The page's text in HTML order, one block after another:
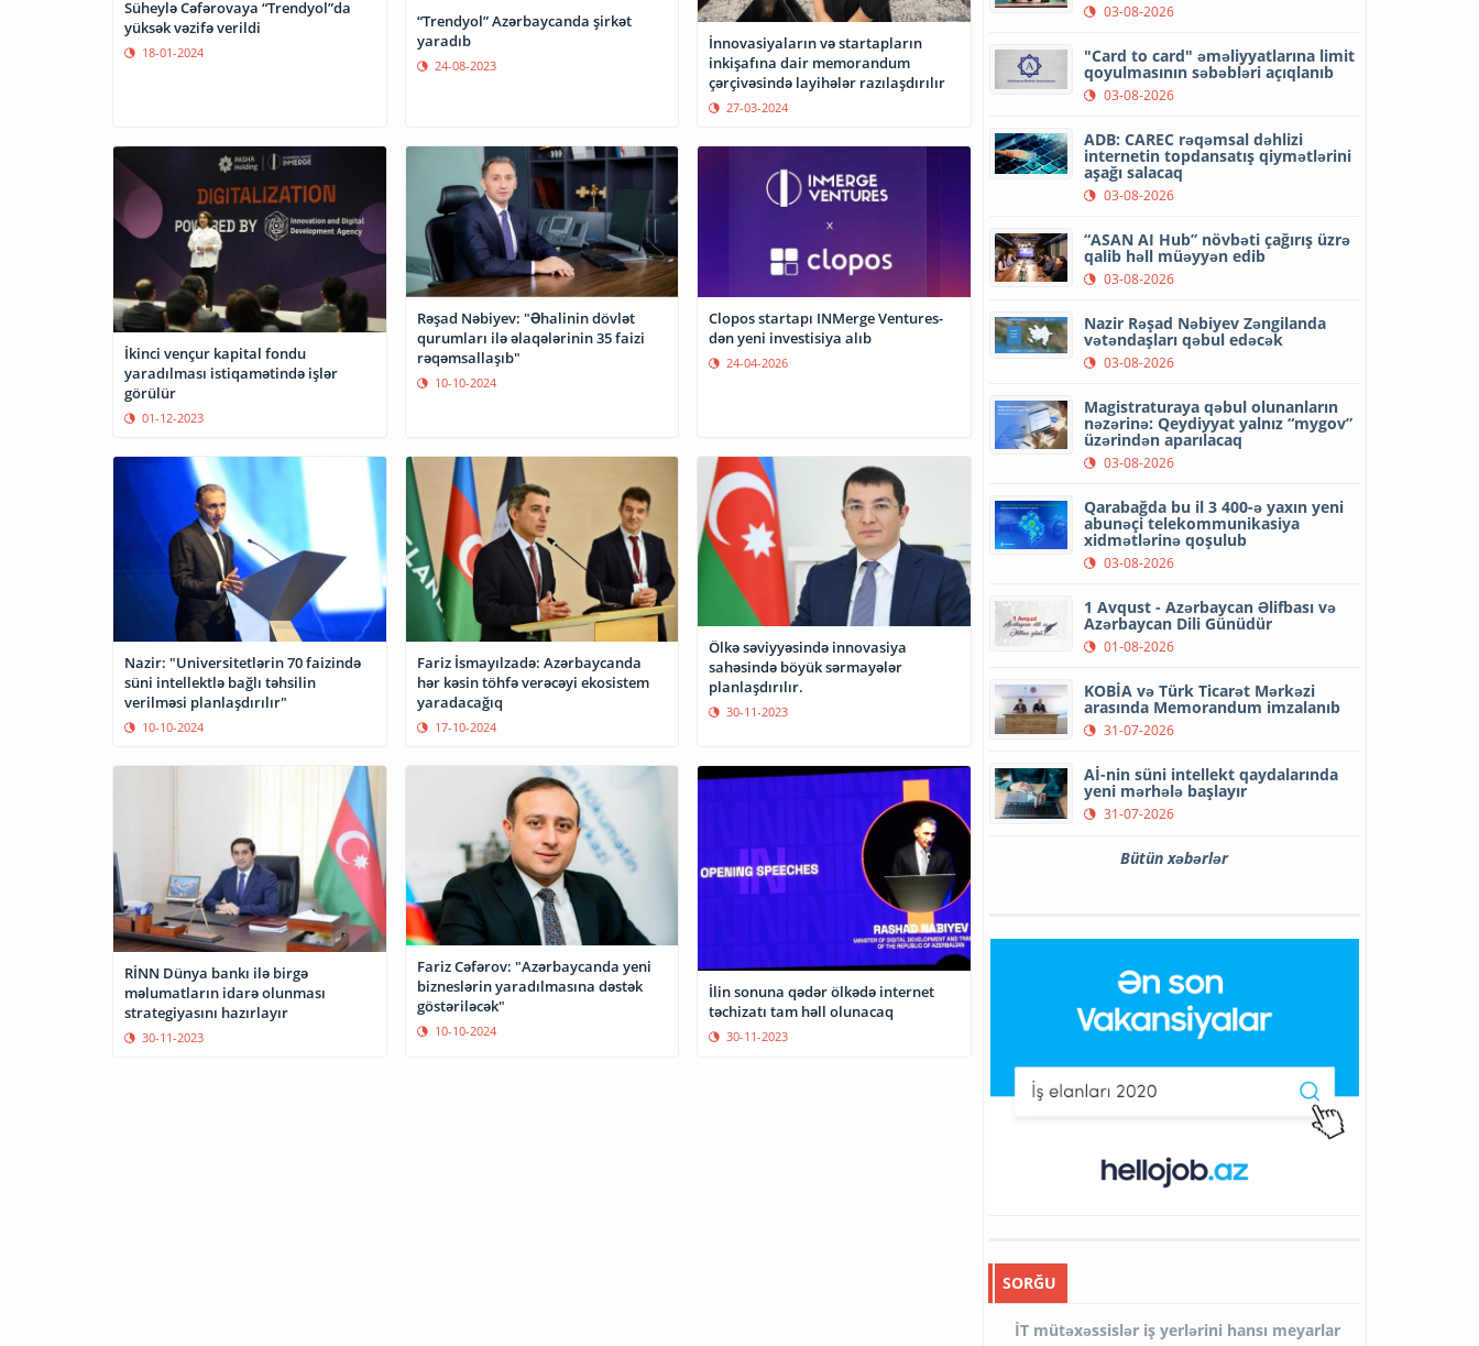
Süheylə Cəfərovaya “Trendyol”da
yüksək vəzifə verildi
18-01-2024
“Trendyol” Azərbaycanda şirkət
yaradıb
24-08-2023
İnnovasiyaların və startapların
inkişafına dair memorandum
çərçivəsində layihələr razılaşdırılır
27-03-2024
İkinci vençur kapital fondu
yaradılması istiqamətində işlər
görülür
01-12-2023
Rəşad Nəbiyev: "Əhalinin dövlət
qurumları ilə əlaqələrinin 35 faizi
rəqəmsallaşıb"
10-10-2024
Clopos startapı INMerge Ventures-
dən yeni investisiya alıb
24-04-2026
Nazir: "Universitetlərin 70 faizində
süni intellektlə bağlı təhsilin
verilməsi planlaşdırılır"
10-10-2024
Fariz İsmayılzadə: Azərbaycanda
hər kəsin töhfə verəcəyi ekosistem
yaradacağıq
17-10-2024
Ölkə səviyyəsində innovasiya
sahəsində böyük sərmayələr
planlaşdırılır.
30-11-2023
RİNN Dünya bankı ilə birgə
məlumatların idarə olunması
strategiyasını hazırlayır
30-11-2023
Fariz Cəfərov: "Azərbaycanda yeni
bizneslərin yaradılmasına dəstək
göstəriləcək"
10-10-2024
İlin sonuna qədər ölkədə internet
təchizatı tam həll olunacaq
30-11-2023
03-08-2026
"Card to card" əməliyyatlarına limit
qoyulmasının səbəbləri açıqlanıb
03-08-2026
ADB: CAREC rəqəmsal dəhlizi
internetin topdansatış qiymətlərini
aşağı salacaq
03-08-2026
“ASAN AI Hub” növbəti çağırış üzrə
qalib həll müəyyən edib
03-08-2026
Nazir Rəşad Nəbiyev Zəngilanda
vətəndaşları qəbul edəcək
03-08-2026
Magistraturaya qəbul olunanların
nəzərinə: Qeydiyyat yalnız “mygov”
üzərindən aparılacaq
03-08-2026
Qarabağda bu il 3 400-ə yaxın yeni
abunəçi telekommunikasiya
xidmətlərinə qoşulub
03-08-2026
1 Avqust - Azərbaycan Əlifbası və
Azərbaycan Dili Günüdür
01-08-2026
KOBİA və Türk Ticarət Mərkəzi
arasında Memorandum imzalanıb
31-07-2026
Aİ-nin süni intellekt qaydalarında
yeni mərhələ başlayır
31-07-2026
Bütün xəbərlər
SORĞU
İT mütəxəssislər iş yerlərini hansı meyarlar